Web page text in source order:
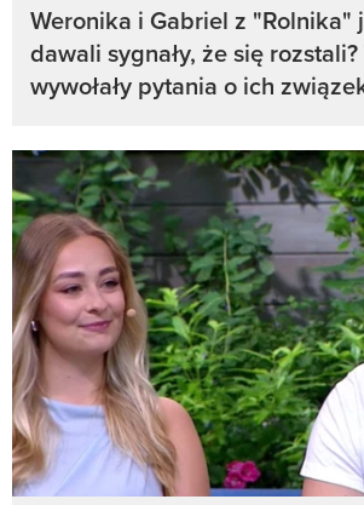
Weronika i Gabriel z "Rolnika"
dawali sygnały, że się
wywołały pytania o ich